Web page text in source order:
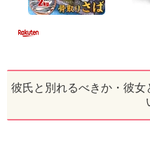
彼氏と別れるべきか・彼